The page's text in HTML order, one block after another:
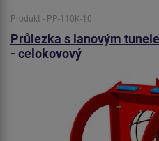
Produkt - PP-110K-10
Průlezka s lanovým
- celokovový